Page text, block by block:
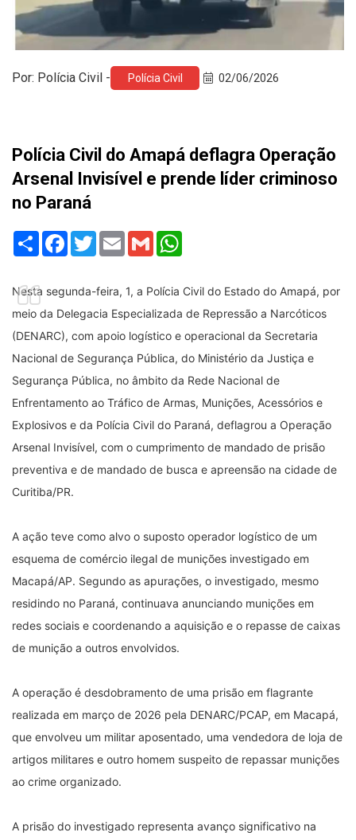
Por: Polícia Civil - Polícia Civil 02/06/2026
Polícia Civil do Amapá deflagra Operação
Arsenal Invisível e prende líder criminoso
no Paraná
Share Facebook
TwitterEmail Gmail
Nesta segunda-feira, 1, a Polícia Civil do Estado do Amapá, por
meio da Delegacia Especializada de Repressão a Narcóticos
(DENARC), com apoio logístico e operacional da Secretaria
Nacional de Segurança Pública, do Ministério da Justiça e
Segurança Pública, no âmbito da Rede Nacional de
Enfrentamento ao Tráfico de Armas, Munições, Acessórios e
Explosivos e da Polícia Civil do Paraná, deflagrou a Operação
Arsenal Invisível, com o cumprimento de mandado de prisão
preventiva e de mandado de busca e apreensão na cidade de
Curitiba/PR.
A ação teve como alvo o suposto operador logístico de um
esquema de comércio ilegal de munições investigado em
Macapá/AP. Segundo as apurações, o investigado, mesmo
residindo no Paraná, continuava anunciando munições em
redes sociais e coordenando a aquisição e o repasse de caixas
de munição a outros envolvidos.
A operação é desdobramento de uma prisão em flagrante
realizada em março de 2026 pela DENARC/PCAP, em Macapá,
que envolveu um militar aposentado, uma vendedora de loja de
artigos militares e outro homem suspeito de repassar munições
ao crime organizado.
A prisão do investigado representa avanço significativo na